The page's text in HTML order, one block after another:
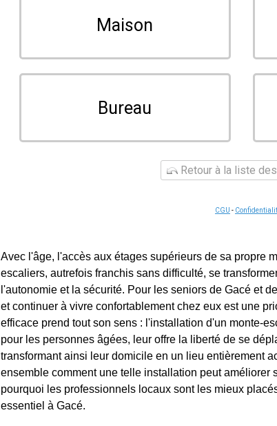
Maison
Bureau
Retour à la liste
CGU -
Avec l'âge, l'accès aux étages supérieurs de sa propre
escaliers, autrefois franchis sans difficulté, se
l'autonomie et la sécurité. Pour les seniors de Gacé et
et continuer à vivre confortablement chez eux est une
efficace prend tout son sens : l'installation d'un monte-
pour les personnes âgées, leur offre la liberté de se
transformant ainsi leur domicile en un lieu entièrement
ensemble comment une telle installation peut améliorer
pourquoi les professionnels locaux sont les mieux
essentiel à Gacé.